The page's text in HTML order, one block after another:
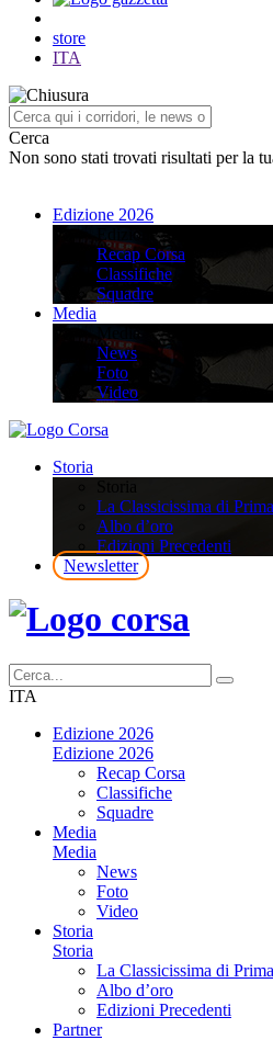
store
ITA
Cerca
Non sono stati trovati risultati per la
Edizione 2026
Edizione 2026
Recap Corsa
Classifiche
Squadre
Media
Media
News
Foto
Video
Storia
La Classicissima di
Albo d’oro
Edizioni Precedenti
Newsletter
ITA
Edizione 2026
Edizione 2026
Recap Corsa
Classifiche
Squadre
Media
Media
News
Foto
Video
Storia
Storia
La Classicissima di
Albo d’oro
Edizioni Precedenti
Partner